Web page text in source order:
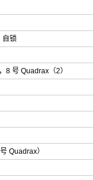
自锁
8 号 Quadrax（2）
Quadrax）